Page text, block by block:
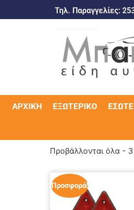
Τηλ. Παραγγελίες:
ΑΡΧΙΚΉ ΕΞΩΤΕΡΙΚΌ
Προβάλλονται όλα -
Προσφορά!